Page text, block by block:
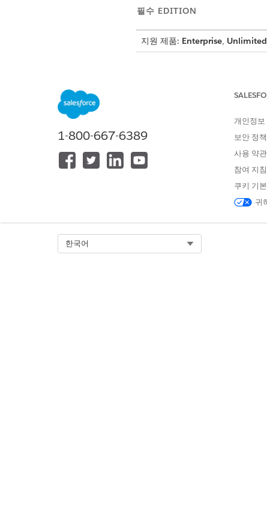
필수 EDITION
지원 제품: Enterprise, Unlimited
앱 시작 관리자에서 비즈니
데이터 보호 세부 사항을 사용
비즈니스
내부적으로 브랜드를 식별하
상위 브랜드를 검색 및 선택합
를 클릭한
예
Neo Cars는 조직의
1-800-667-6389
개인정보
보안 정책
사용 약관
참여 지침
쿠키 기
귀
한국어